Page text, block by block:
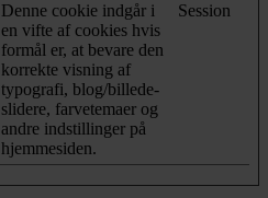
Denne cookie indgår i
en vifte af cookies hvis
formål er, at bevare den
korrekte visning af
typografi, blog/billede-
slidere, farvetemaer og
andre indstillinger på
hjemmesiden.
Session